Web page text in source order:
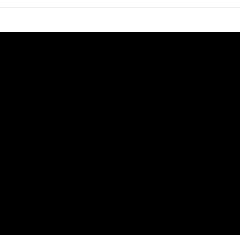
２．關於個人資料處理事宜，請瀏覽以下網址：